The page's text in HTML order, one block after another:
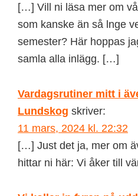
[…] Vill ni läsa mer om
som kanske än så lnge
semester? Här hoppas
samla alla inlägg. […]
Vardagsrutiner mitt i
Lundskog skriver:
11 mars, 2024 kl. 22:32
[…] Just det ja, mer om
hittar ni här: Vi åker till